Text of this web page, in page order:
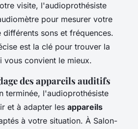
visite, l'audioprothésiste
pour mesurer votre
différents sons et fréquences.
est la clé pour trouver la
vous convient le mieux.
des appareils auditifs
terminée, l'audioprothésiste
et à adapter les appareils
à votre situation. À Salon-